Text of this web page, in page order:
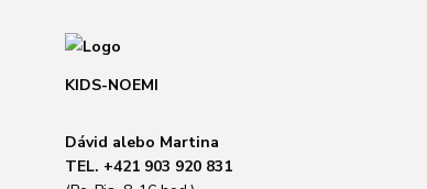
KIDS-NOEMI
Dávid alebo Martina
TEL. +421 903 920 831